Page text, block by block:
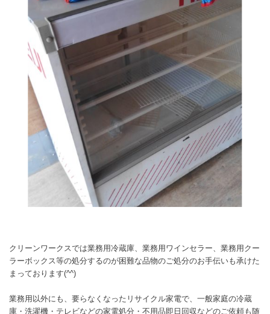
クリーンワークスでは業務用冷蔵庫、業務用ワインセラー、業務用クー
ラーボックス等の処分するのが困難な品物のご処分のお手伝いも承けた
まっております(^^)
業務用以外にも、要らなくなったリサイクル家電で、一般家庭の冷蔵
庫・洗濯機・テレビなどの家電処分・不用品即日回収などのご依頼も随